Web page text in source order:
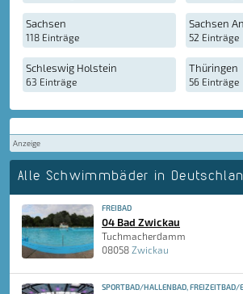
Sachsen
118 Einträge
Sachsen
52 Einträge
Schleswig Holstein
63 Einträge
Thüringen
56 Einträge
Anzeige
Alle Schwimmbäder in
FREIBAD
04 Bad Zwickau
Tuchmacherdamm
08058 Zwickau
SPORTBAD/HALLENBAD, FREIZEITBAD/